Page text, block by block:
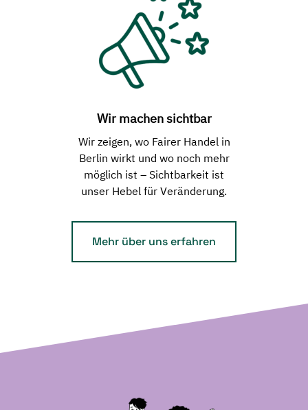
Wir machen sichtbar
Wir zeigen, wo Fairer Handel in
Berlin wirkt und wo noch mehr
möglich ist – Sichtbarkeit ist
unser Hebel für Veränderung.
Mehr über uns erfahren